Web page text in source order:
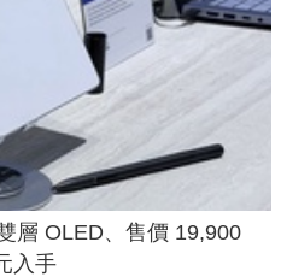
層 OLED、售價 19,900
入手